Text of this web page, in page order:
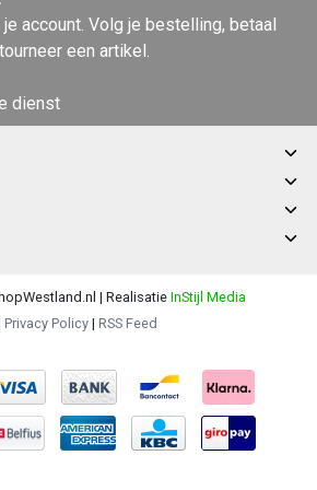
account. Volg je bestelling, betaal
een artikel.
dienst
| Realisatie InStijl Media
Privacy Policy | RSS Feed